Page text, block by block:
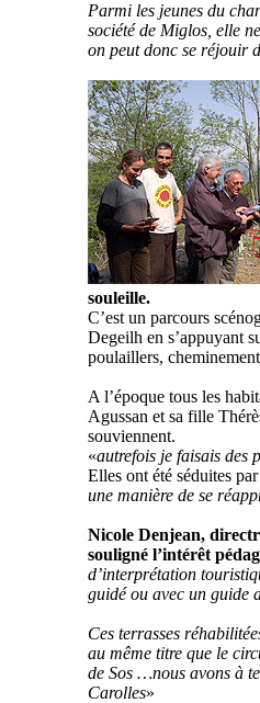
Parmi les jeunes du
société de Miglos, elle
on peut donc se réjouir
souleille.
C’est un parcours
Degeilh en s’appuyant
poulaillers,
A l’époque tous les
Agussan et sa fille
souviennent.
«autrefois je faisais des
Elles ont été séduites
une manière de se
Nicole Denjean,
souligné l’intérêt
d’interprétation
guidé ou avec un guide
Ces terrasses
au même titre que le
de Sos …nous avons à
Carolles»